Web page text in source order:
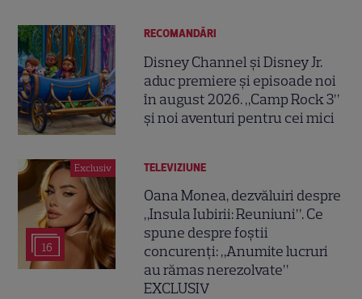
RECOMANDĂRI
Disney Channel și Disney Jr.
aduc premiere și episoade noi
în august 2026. „Camp Rock 3”
și noi aventuri pentru cei mici
Exclusiv
16
TELEVIZIUNE
Oana Monea, dezvăluiri despre
„Insula Iubirii: Reuniuni”. Ce
spune despre foștii
concurenți: „Anumite lucruri
au rămas nerezolvate”
EXCLUSIV